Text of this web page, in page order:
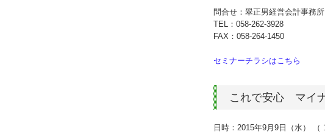
問合せ：翠正男経営会計事務
TEL： 058-262-3928
FAX：058-264-1450
セミナーチラシはこちら
これで安心 マイ
日時：2015年9月9日（水） （